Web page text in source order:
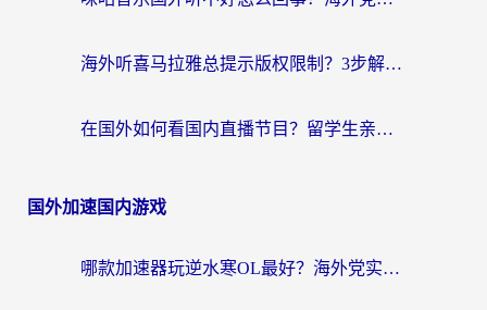
海外听喜马拉雅总提示版权限制？3步解决+2个音乐平台问题全攻略
在国外如何看国内直播节目？留学生亲测有效的追剧加速指南
国外加速国内游戏
哪款加速器玩逆水寒OL最好？海外党实测后的终极选择指南